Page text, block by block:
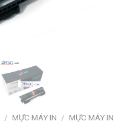
/ MỰC MÁY IN / MỰC MÁY IN